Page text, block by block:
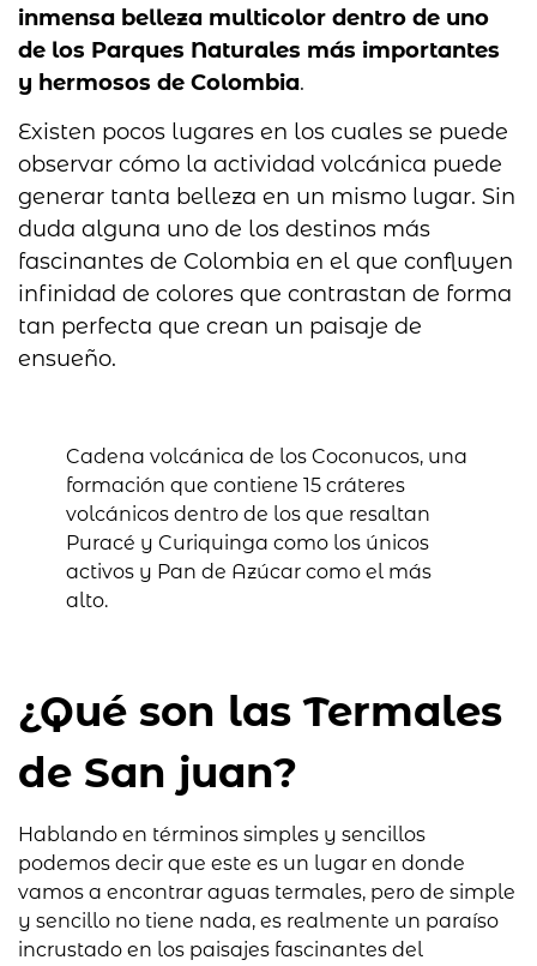
inmensa belleza multicolor dentro de uno
de los Parques Naturales más importantes
y hermosos de Colombia.
Existen pocos lugares en los cuales se puede
observar cómo la actividad volcánica puede
generar tanta belleza en un mismo lugar. Sin
duda alguna uno de los destinos más
fascinantes de Colombia en el que confluyen
infinidad de colores que contrastan de forma
tan perfecta que crean un paisaje de
ensueño.
Cadena volcánica de los Coconucos, una
formación que contiene 15 cráteres
volcánicos dentro de los que resaltan
Puracé y Curiquinga como los únicos
activos y Pan de Azúcar como el más
alto.
¿Qué son las Termales
de San juan?
Hablando en términos simples y sencillos
podemos decir que este es un lugar en donde
vamos a encontrar aguas termales, pero de simple
y sencillo no tiene nada, es realmente un paraíso
incrustado en los paisajes fascinantes del